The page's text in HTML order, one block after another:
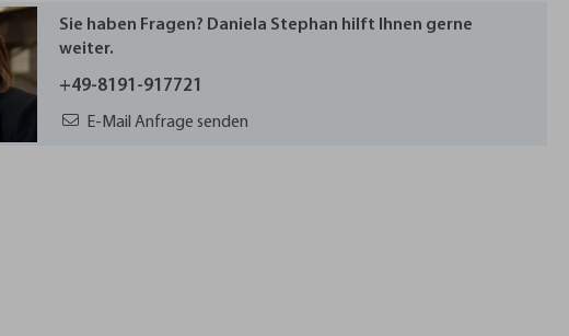
Sie haben Fragen? Daniela Stephan hilft Ihnen gerne
weiter.
+49-8191-917721
E-Mail Anfrage senden